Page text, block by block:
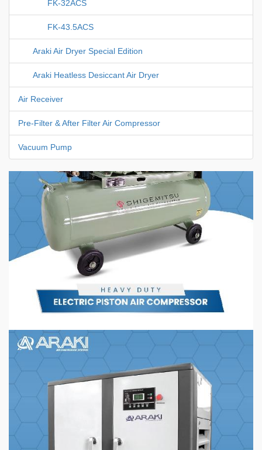
FK-32ACS
FK-43.5ACS
Araki Air Dryer Special Edition
Araki Heatless Desiccant Air Dryer
Air Receiver
Pre-Filter & After Filter Air Compressor
Vacuum Pump